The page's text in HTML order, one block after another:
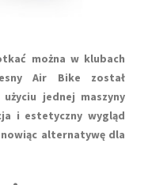
można w klubach
Air Bike został
jednej maszyny
i estetyczny wygląd
alternatywę dla